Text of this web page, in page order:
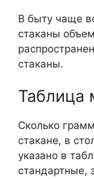
В быту чаще
стаканы
стаканы.
Таблица
Сколько
стакане, в
указано в
стандартные,